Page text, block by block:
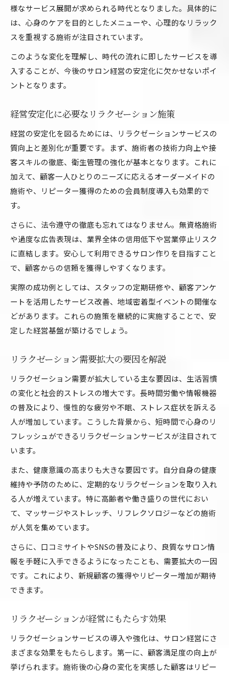
様なサービス展開が求められる時代となりました。具体的に
は、心身のケアを目的としたメニューや、心理的なリラック
スを重視する施術が注目されています。
このような変化を理解し、時代の流れに即したサービスを導
入することが、今後のサロン経営の安定化に欠かせないポイ
ントとなります。
経営安定化に必要なリラクゼーション施策
経営の安定化を図るためには、リラクゼーションサービスの
質向上と差別化が重要です。まず、施術者の技術力向上や接
客スキルの徹底、衛生管理の強化が基本となります。これに
加えて、顧客一人ひとりのニーズに応えるオーダーメイドの
施術や、リピーター獲得のための会員制度導入も効果的で
す。
さらに、法令遵守の徹底も忘れてはなりません。無資格施術
や過度な広告表現は、業界全体の信用低下や営業停止リスク
に直結します。安心して利用できるサロン作りを目指すこと
で、顧客からの信頼を獲得しやすくなります。
実際の成功例としては、スタッフの定期研修や、顧客アンケ
ートを活用したサービス改善、地域密着型イベントの開催な
どがあります。これらの施策を継続的に実施することで、安
定した経営基盤が築けるでしょう。
リラクゼーション需要拡大の要因を解説
リラクゼーション需要が拡大している主な要因は、生活習慣
の変化と社会的ストレスの増大です。長時間労働や情報機器
の普及により、慢性的な疲労や不眠、ストレス症状を訴える
人が増加しています。こうした背景から、短時間で心身のリ
フレッシュができるリラクゼーションサービスが注目されて
います。
また、健康意識の高まりも大きな要因です。自分自身の健康
維持や予防のために、定期的なリラクゼーションを取り入れ
る人が増えています。特に高齢者や働き盛りの世代におい
て、マッサージやストレッチ、リフレクソロジーなどの施術
が人気を集めています。
さらに、口コミサイトやSNSの普及により、良質なサロン情
報を手軽に入手できるようになったことも、需要拡大の一因
です。これにより、新規顧客の獲得やリピーター増加が期待
できます。
リラクゼーションが経営にもたらす効果
リラクゼーションサービスの導入や強化は、サロン経営にさ
まざまな効果をもたらします。第一に、顧客満足度の向上が
挙げられます。施術後の心身の変化を実感した顧客はリピー